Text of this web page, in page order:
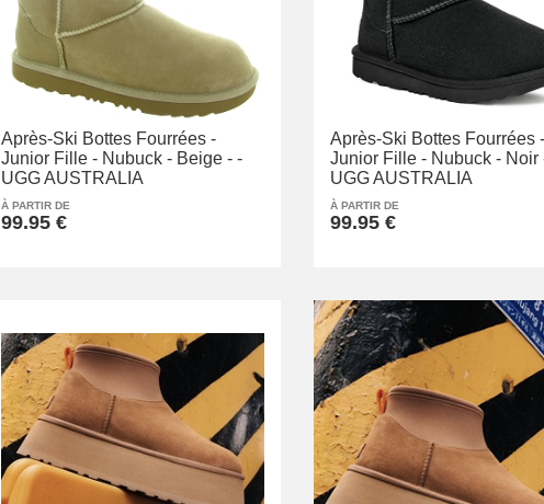
Après-Ski Bottes Fourrées -
Junior Fille - Nubuck - Beige - -
UGG AUSTRALIA
À PARTIR DE
99.95 €
Après-Ski Bottes Fourrées -
Junior Fille - Nubuck - Noir
UGG AUSTRALIA
À PARTIR DE
99.95 €